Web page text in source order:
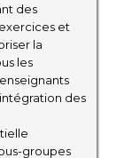
des
et
la
les
des
groupes